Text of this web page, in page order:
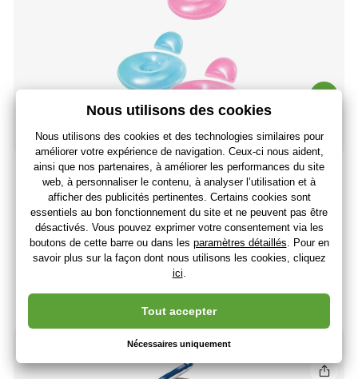
Intex 58889 matelas gonflable rond
,77 €
14,54 €(-40 %)
7,31 € sans TVA
+ 8 points
En stock > 5 pièces(Vous avez 14.08.)